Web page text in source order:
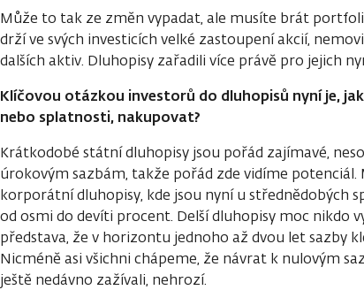
Může to tak ze změn vypadat, ale musíte brát
drží ve svých investicích velké zastoupení akcií,
dalších aktiv. Dluhopisy zařadili více právě pro jejich
Klíčovou otázkou investorů do dluhopisů nyní je,
nebo splatnosti, nakupovat?
Krátkodobé státní dluhopisy jsou pořád zajímavé,
úrokovým sazbám, takže pořád zde vidíme potenciál.
korporátní dluhopisy, kde jsou nyní u střednědobých
od osmi do devíti procent. Delší dluhopisy moc nikdo
představa, že v horizontu jednoho až dvou let sazby
Nicméně asi všichni chápeme, že návrat k nulovým
ještě nedávno zažívali, nehrozí.